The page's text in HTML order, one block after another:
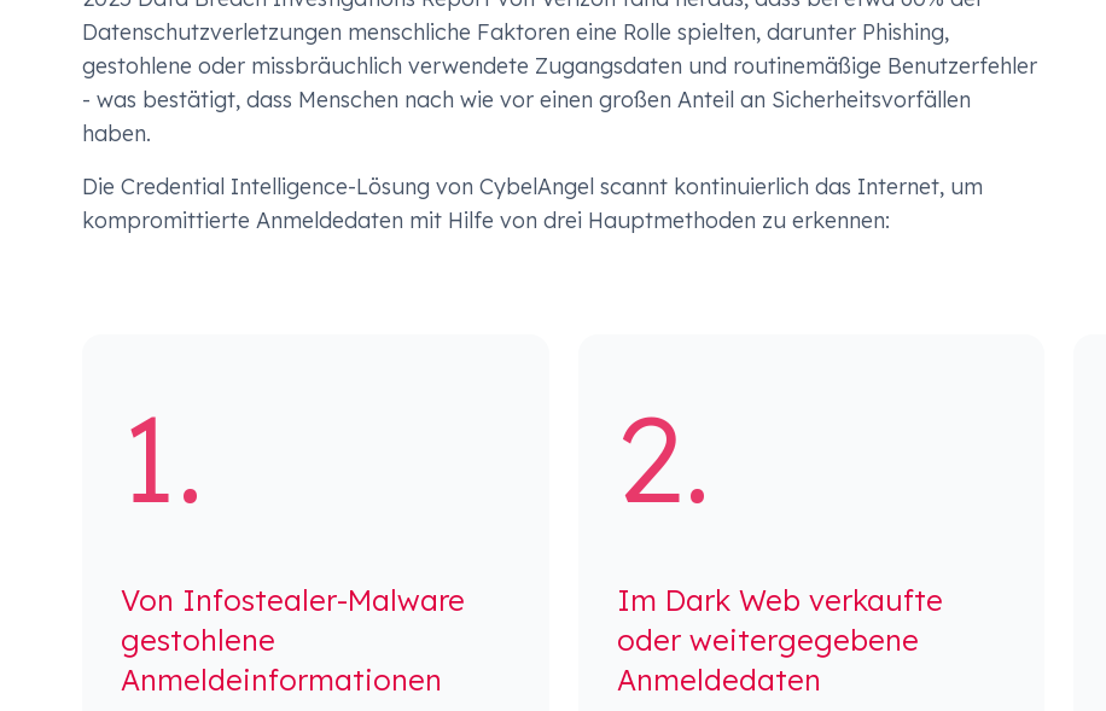
Datenschutzverletzungen menschliche Faktoren eine Rolle spielten, darunter Phishing,
gestohlene oder missbräuchlich verwendete Zugangsdaten und routinemäßige Benutzerfehler
- was bestätigt, dass Menschen nach wie vor einen großen Anteil an Sicherheitsvorfällen
haben.
Die Credential Intelligence-Lösung von CybelAngel scannt kontinuierlich das Internet, um
kompromittierte Anmeldedaten mit Hilfe von drei Hauptmethoden zu erkennen:
Von Infostealer-Malware
gestohlene
Anmeldeinformationen
Im Dark Web verkaufte
oder weitergegebene
Anmeldedaten